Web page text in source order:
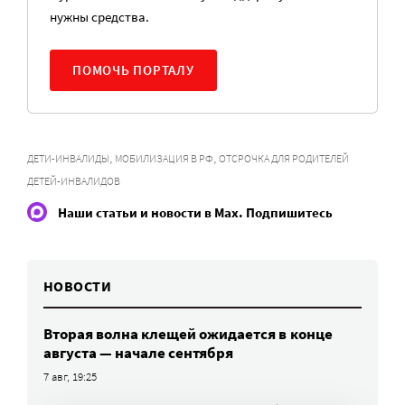
нужны средства.
ПОМОЧЬ ПОРТАЛУ
ДЕТИ-ИНВАЛИДЫ, МОБИЛИЗАЦИЯ В РФ, ОТСРОЧКА ДЛЯ РОДИТЕЛЕЙ
ДЕТЕЙ-ИНВАЛИДОВ
Наши статьи и новости в Max. Подпишитесь
НОВОСТИ
Вторая волна клещей ожидается в конце
августа — начале сентября
7 авг, 19:25